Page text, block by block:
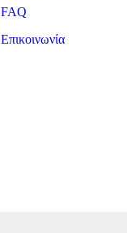
FAQ
Επικοινωνία